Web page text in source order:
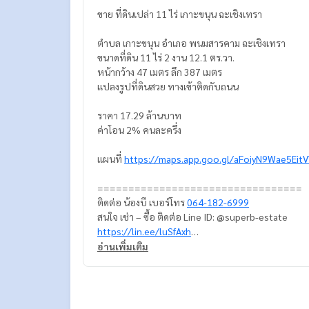
ขาย ที่ดินเปล่า 11 ไร่ เกาะขนุน ฉะเชิงเทรา
ตำบล เกาะขนุน อำเภอ พนมสารคาม ฉะเชิงเทรา
ขนาดที่ดิน 11 ไร่ 2 งาน 12.1 ตร.วา.
หน้ากว้าง 47 เมตร ลึก 387 เมตร
เเปลงรูปที่ดินสวย ทางเข้าติดกับถนน
ราคา 17.29 ล้านบาท
ค่าโอน 2% คนละครึ่ง
แผนที่ https://maps.app.goo.gl/
=================================
ติดต่อ น้องบี เบอร์โทร064-182-6999
สนใจ เช่า – ซื้อ ติดต่อ Line ID: @superb-estate
https://lin.ee/luSfAxh
สนใจฝากทรัพย์เช่า – ขาย ติดต่อ Line ID:
อ่านเพิ่มเติม